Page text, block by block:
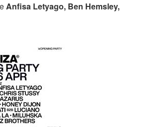
Anfisa Letyago, Ben Hemsley,